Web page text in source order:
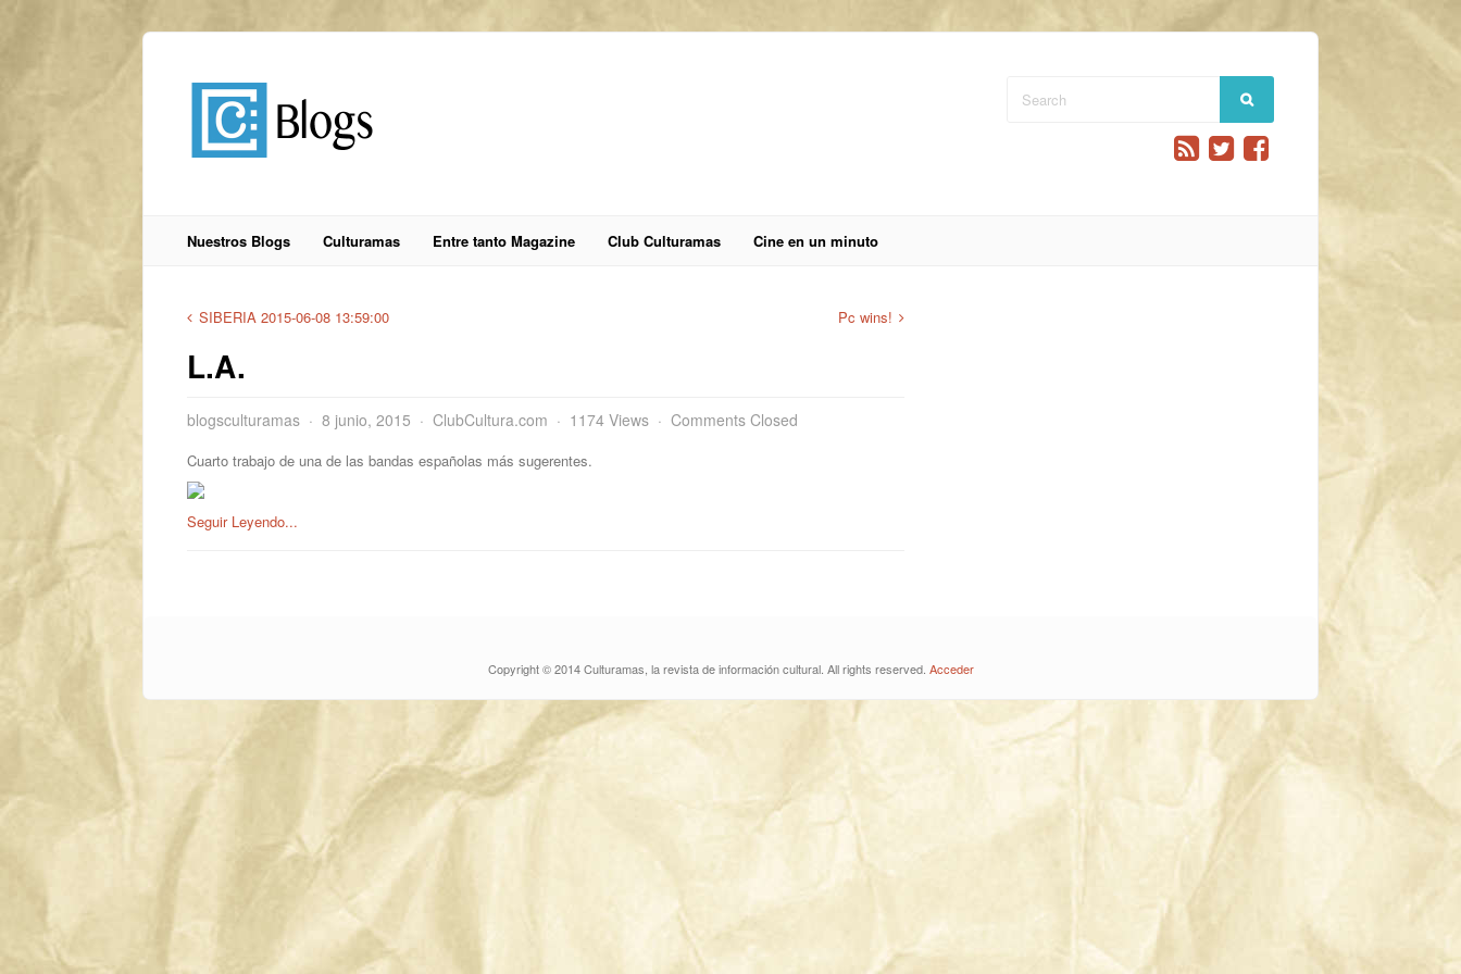
Nuestros Blogs Culturamas Entre tanto Magazine Club Culturamas Cine en un minuto
SIBERIA 2015-06-08 13:59:00 Pc wins!
L.A.
blogsculturamas 8 junio, 2015 ClubCultura.com 1174 Views Comments Closed
Cuarto trabajo de una de las bandas españolas más sugerentes.
Seguir Leyendo...
Copyright © 2014 Culturamas, la revista de información cultural. All rights reserved. Acceder